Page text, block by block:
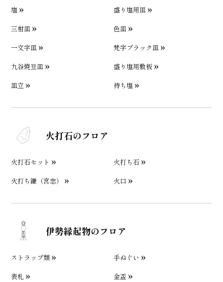
塩
盛り塩用皿
三柑皿
色皿
一文字皿
梵字ブラック皿
九谷焼豆皿
盛り塩用敷板
皿立
持ち塩
火打石のフロア
火打石セット
火打ち石
火打ち鎌（宮忠）
火口
伊勢縁起物のフロア
ストラップ類
手ぬぐい
表札
金盃